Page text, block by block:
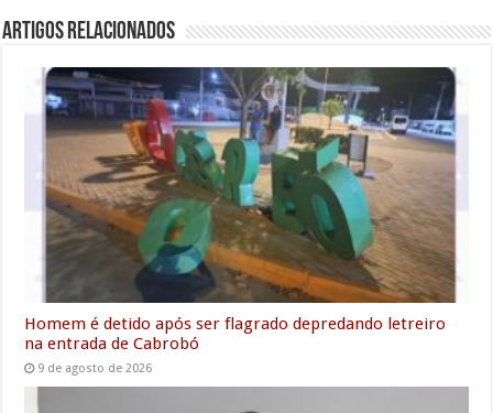
b
o
o
t
e
r
l
s
A
p
p
e
d
I
n
l
g
r
a
m
e
g
e
e
Artigos Relacionados
Homem é detido após ser flagrado depredando letreiro
na entrada de Cabrobó
9 de agosto de 2026